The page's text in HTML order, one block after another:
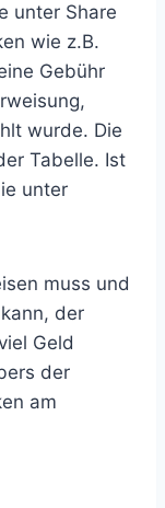
unter Share
wie z.B.
Gebühr
wurde. Die
Tabelle. Ist
unter
muss und
der
Geld
der
am